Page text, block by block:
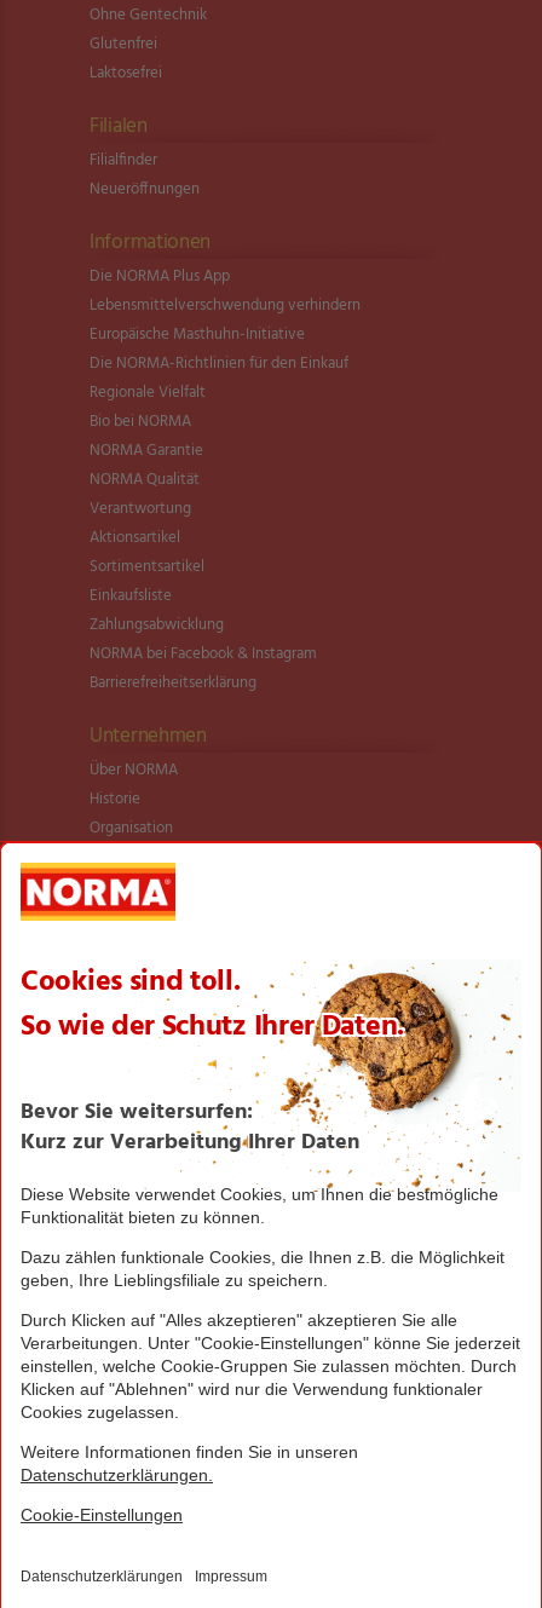
Ohne Gentechnik
Glutenfrei
Laktosefrei
Filialen
Filialfinder
Neueröffnungen
Informationen
Die NORMA Plus App
Lebensmittel­verschwendung verhindern
Europäische Masthuhn-Initiative
Die NORMA-Richtlinien für den Einkauf
Regionale Vielfalt
Bio bei NORMA
NORMA Garantie
NORMA Qualität
Verantwortung
Aktionsartikel
Sortimentsartikel
Einkaufsliste
Zahlungsabwicklung
NORMA bei Facebook & Instagram
Barrierefreiheitserklärung
Unternehmen
Über NORMA
Historie
Organisation
International
Logistik
Filialnetz
Karriere
Verantwortung/CSR
NORMA News
Seite drucken
Nach oben
Greifen Sie schnell zu! Alle angegebenen Preise in
Irrtümer durch Schreib-, Programmier- und
Datenübertragungsfehler sind vorbehalten.
© 2016 - 2026 NORMA Lebensmittelfilialbetrieb
Stiftung & Co. KG
Sitemap Kontakt
Barrierefreiheitserklärung Compliance